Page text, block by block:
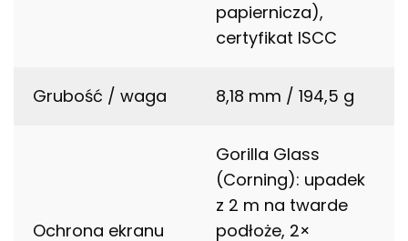
papiernicza),
certyfikat ISCC
Grubość / waga 8,18 mm / 194,5 g
Ochrona ekranu
Gorilla Glass
(Corning): upadek
z 2 m na twarde
podłoże, 2×